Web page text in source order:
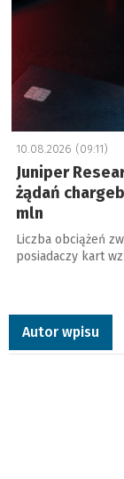
10.08.2026 (09:11)
Juniper
żądań
mln
Liczba obciążeń
posiadaczy kart
Autor wpisu